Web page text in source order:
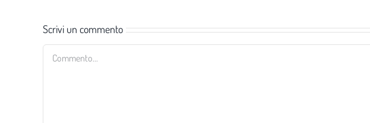
Scrivi un commento
Commento